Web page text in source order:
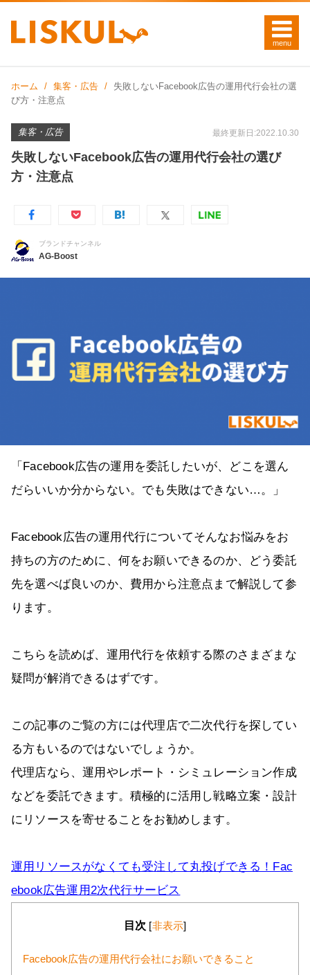
ホーム 集客・広告
失敗しないFacebook広告の運用代行会社の選
び方・注意点
集客・広告 最終更新日:2022.10.30
失敗しないFacebook広告の運用代行会社の選び
方・注意点
ブランドチャンネル
AG-Boost
「Facebook広告の運用を委託したいが、どこを選ん
だらいいか分からない。でも失敗はできない…。」
Facebook広告の運用代行についてそんなお悩みをお
持ちの方のために、何をお願いできるのか、どう委託
先を選べば良いのか、費用から注意点まで解説して参
ります。
こちらを読めば、運用代行を依頼する際のさまざまな
疑問が解消できるはずです。
この記事のご覧の方には代理店で二次代行を探してい
る方もいるのではないでしょうか。
代理店なら、運用やレポート・シミュレーション作成
などを委託できます。積極的に活用し戦略立案・設計
にリソースを寄せることをお勧めします。
運用リソースがなくても受注して丸投げできる！Fac
ebook広告運用2次代行サービス
目次 [非表示]
Facebook広告の運用代行会社にお願いできること